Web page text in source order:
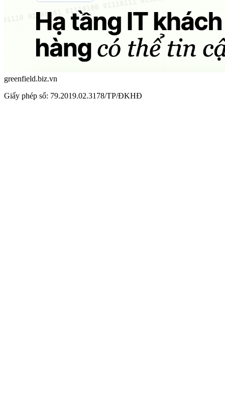
greenfield.biz.vn
Giấy phép số: 79.2019.02.3178/TP/ĐKHĐ